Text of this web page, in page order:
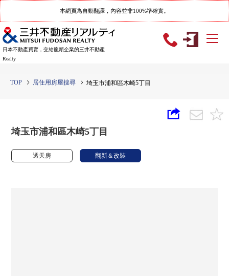
本網頁為自動翻譯，內容並非100%準確實。
日本不動產買賣，交給龍頭企業的三井不動產
Realty
TOP 居住用房屋搜尋 埼玉市浦和區木崎5丁目
埼玉市浦和區木崎5丁目
透天房 翻新＆改裝